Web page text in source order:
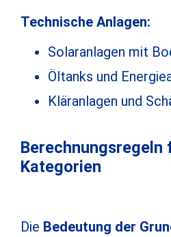
Technische Anlagen:
Solaranlagen mit
Öltanks und
Kläranlagen und
Berechnungsregeln
Kategorien
Die Bedeutung der